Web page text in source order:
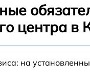
центра в
на